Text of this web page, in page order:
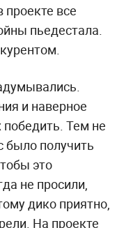
все
пьедестала.
и наверное
победить. Тем не
было получить
это
не просили,
дико приятно,
На проекте